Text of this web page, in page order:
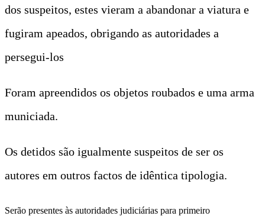
dos suspeitos, estes vieram a abandonar a viatura e
fugiram apeados, obrigando as autoridades a
persegui-los
Foram apreendidos os objetos roubados e uma arma
municiada.
Os detidos são igualmente suspeitos de ser os
autores em outros factos de idêntica tipologia.
Serão presentes às autoridades judiciárias para primeiro